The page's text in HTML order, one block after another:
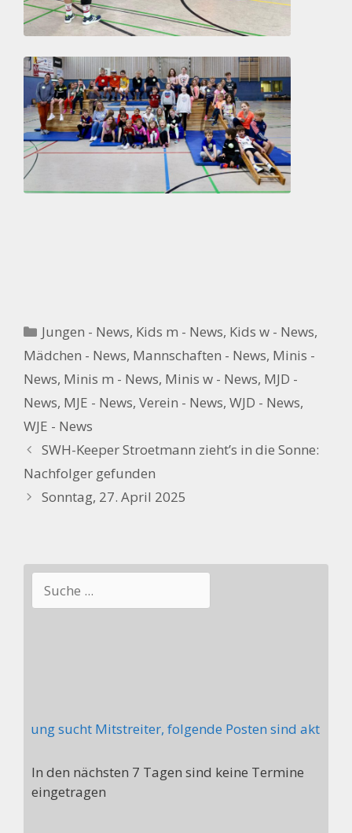
Kategorien
Jungen - News, Kids m - News, Kids w - News,
Mädchen - News, Mannschaften - News, Minis -
News, Minis m - News, Minis w - News, MJD -
News, MJE - News, Verein - News, WJD - News,
WJE - News
SWH-Keeper Stroetmann zieht’s in die Sonne:
Nachfolger gefunden
Sonntag, 27. April 2025
sucht Mitstreiter, folgende Posten sind aktuell
In den nächsten 7 Tagen sind keine Termine
eingetragen